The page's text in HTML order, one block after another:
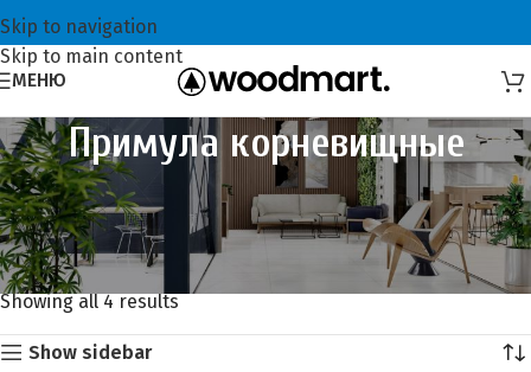
Skip to navigation
Skip to main content
МЕНЮ
Примула корневищные
Главная
Луковичные, клубневые, корневищные цветы АКЦИЯ!
Скидка 25%
Примула корневищные
Showing all 4 results
Show sidebar